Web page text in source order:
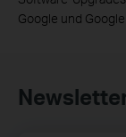
Google und